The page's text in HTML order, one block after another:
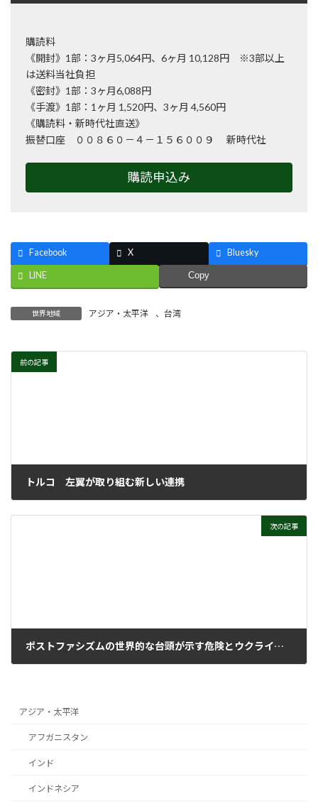
購読料
《開封》1部：3ヶ月5,064円、6ヶ月 10,128円 ※3部以上
は送料当社負担
《密封》1部：3ヶ月6,088円
《手渡》1部：1ヶ月 1,520円、3ヶ月 4,560円
《購読料・新時代社直送》
振替口座 ００８６０－４－１５６００９ 新時代社
購読申込み
Facebook X Bluesky
LINE Copy
世界地域 アジア・太平洋 、 台湾
前の記事
トルコ 左翼が取り組む新しい連携
次の記事
ポストファシズムの世界的な台頭が示す危険とウクライナでの戦争
アジア・太平洋
アフガニスタン
インド
インドネシア